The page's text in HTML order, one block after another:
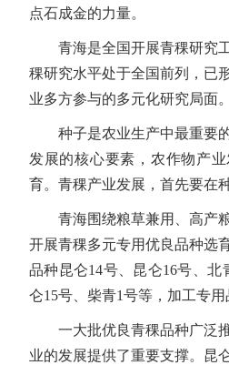
点石成金的力量。
青海是全国开展青稞研究
稞研究水平处于全国前列，已
业多方参与的多元化研究局面。
种子是农业生产中最重要
发展的核心要素，农作物产
育。青稞产业发展，首先要在
青海围绕粮草兼用、高产
开展青稞多元专用优良品种选
品种昆仑14号、昆仑16号、北
仑15号、柴青1号等，加工专用
一大批优良青稞品种广泛
业的发展提供了重要支撑。昆